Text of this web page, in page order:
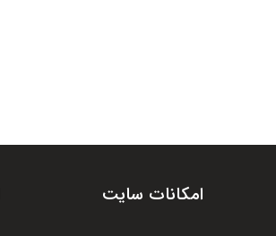
امکانات سایت